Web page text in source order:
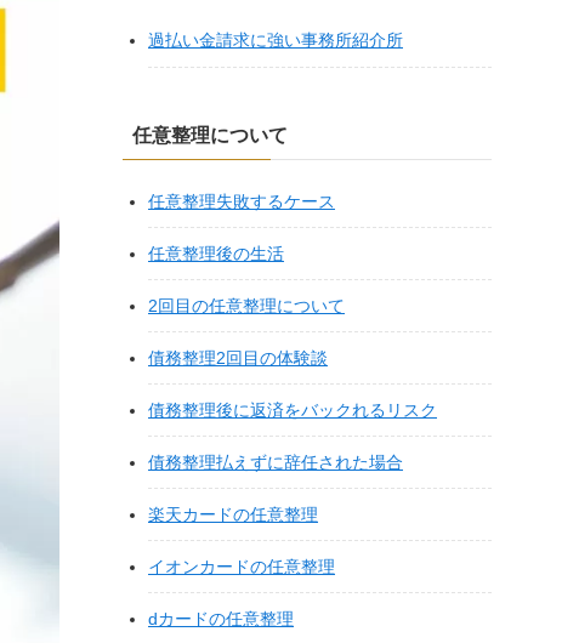
過払い金請求に強い事務所紹介所
任意整理について
任意整理失敗するケース
任意整理後の生活
2回目の任意整理について
債務整理2回目の体験談
債務整理後に返済をバックれるリスク
債務整理払えずに辞任された場合
楽天カードの任意整理
イオンカードの任意整理
dカードの任意整理